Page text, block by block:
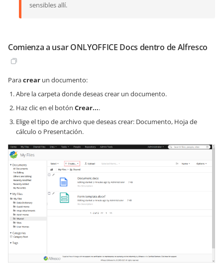
sensibles allí.
Comienza a usar ONLYOFFICE Docs dentro de Alfresco
Paracrear un documento:
Abre la carpeta donde deseas crear un documento.
Haz clic en el botón Crear....
Elige el tipo de archivo que deseas crear: Documento, Hoja de
cálculo o Presentación.